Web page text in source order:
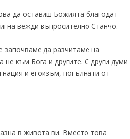
да оставиш Божията благодат
вежди въпросително Станчо.
започваме да разчитаме на
не към Бога и другите. С други думи
и егоизъм, погълнати от
в живота ви. Вместо това